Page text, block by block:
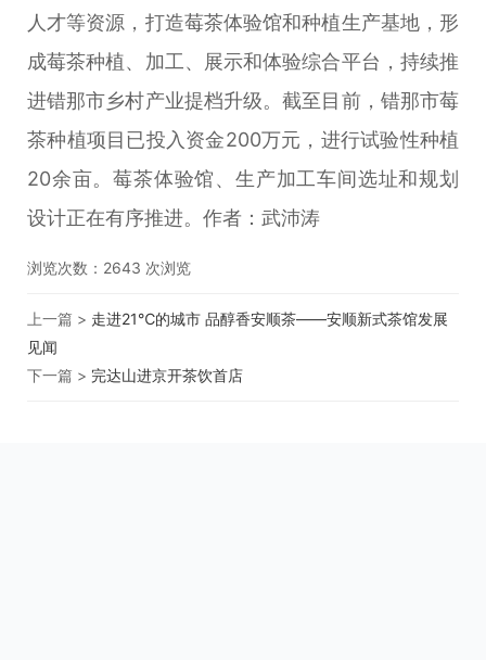
人才等资源，打造莓茶体验馆和种植生产基地，形
成莓茶种植、加工、展示和体验综合平台，持续推
进错那市乡村产业提档升级。截至目前，错那市莓
茶种植项目已投入资金200万元，进行试验性种植
20余亩。莓茶体验馆、生产加工车间选址和规划
设计正在有序推进。作者：武沛涛
浏览次数： 2643 次浏览
上一篇 > 走进21℃的城市 品醇香安顺茶——安顺新式茶馆发展
见闻
下一篇 > 完达山进京开茶饮首店